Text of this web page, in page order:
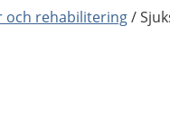
och rehabilitering